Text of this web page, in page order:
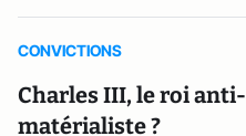
CONVICTIONS
Charles III, le roi anti-
matérialiste ?